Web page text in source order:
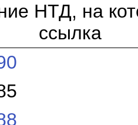
НТД, на
ссылка